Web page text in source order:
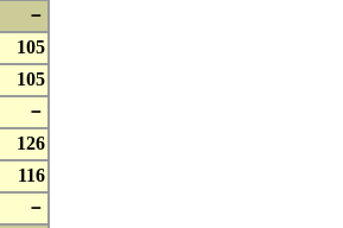
－
105
105
－
126
116
－